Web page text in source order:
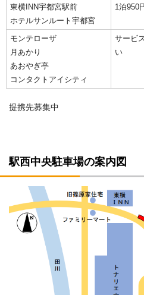
東横INN宇都宮駅前
ホテルサンルート宇都宮
1泊950
モンテローザ
月あかり
あおやぎ亭
コンタクトアイシティ
サービ
い
提携先募集中
駅西中央駐車場の案内図